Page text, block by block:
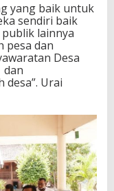
yang baik untuk
sendiri baik
lainnya
pesa dan
Desa
dan
desa”. Urai